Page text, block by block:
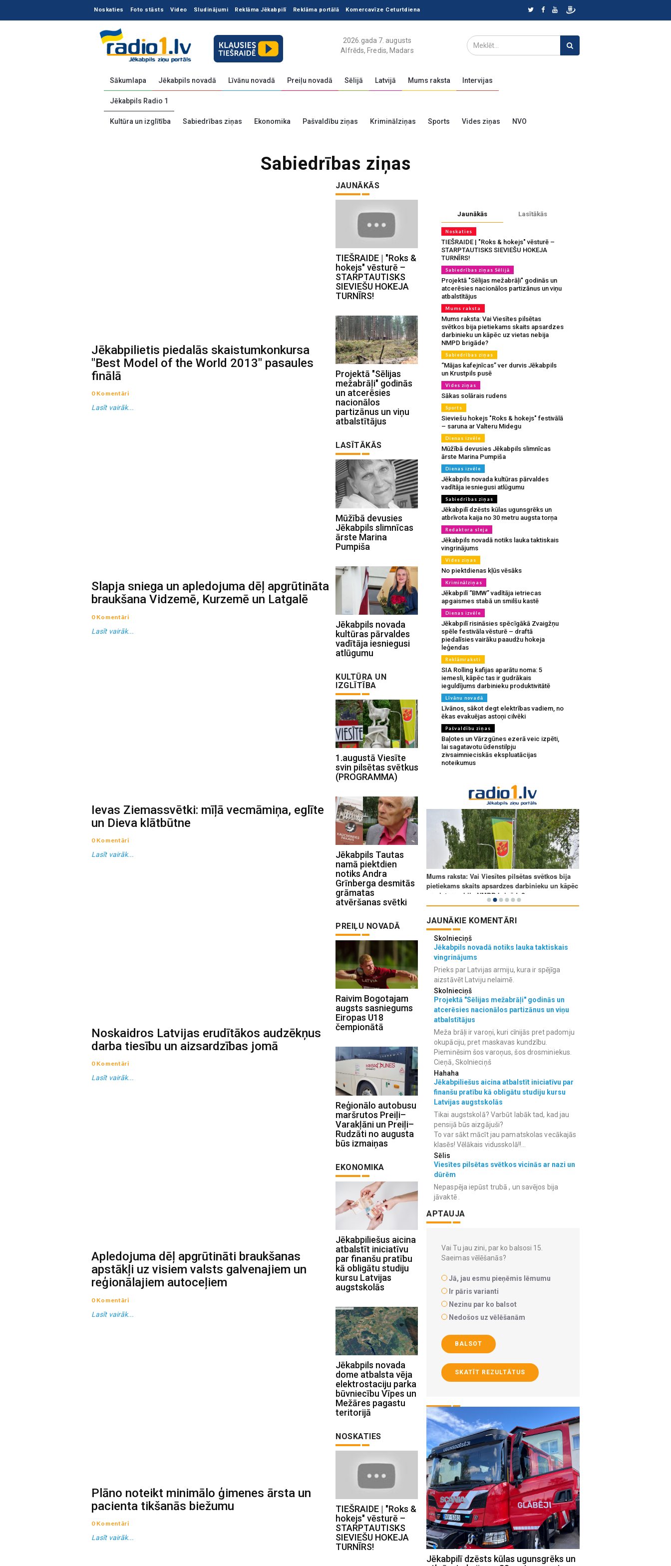
Noskaties Foto stāsts Video Sludinājumi Reklāma Jēkabpilī Reklāma portālā Komercavīze Ceturtdiena
2026.gada 7. augusts
Alfrēds, Fredis, Madars
Sākumlapa Jēkabpils novadā Līvānu novadā Preiļu novadā Sēlijā Latvijā Mums raksta Intervijas
Jēkabpils Radio 1
Kultūra un izglītība Sabiedrības ziņas Ekonomika Pašvaldību ziņas Kriminālziņas Sports Vides ziņas NVO
Sabiedrības ziņas
Jēkabpilietis piedalās skaistumkonkursa
"Best Model of the World 2013" pasaules
finālā
0 Komentāri
Lasīt vairāk...
Slapja sniega un apledojuma dēļ apgrūtināta
braukšana Vidzemē, Kurzemē un Latgalē
0 Komentāri
Lasīt vairāk...
Ievas Ziemassvētki: mīļā vecmāmiņa, eglīte
un Dieva klātbūtne
0 Komentāri
Lasīt vairāk...
Noskaidros Latvijas erudītākos audzēkņus
darba tiesību un aizsardzības jomā
0 Komentāri
Lasīt vairāk...
Apledojuma dēļ apgrūtināti braukšanas
apstākļi uz visiem valsts galvenajiem un
reģionālajiem autoceļiem
0 Komentāri
Lasīt vairāk...
Plāno noteikt minimālo ģimenes ārsta un
pacienta tikšanās biežumu
0 Komentāri
Lasīt vairāk...
JAUNĀKĀS
TIEŠRAIDE | "Roks &
hokejs" vēsturē –
STARPTAUTISKS
SIEVIEŠU HOKEJA
TURNĪRS!
Projektā "Sēlijas
mežabrāļi" godinās
un atcerēsies
nacionālos
partizānus un viņu
atbalstītājus
LASĪTĀKĀS
Mūžībā devusies
Jēkabpils slimnīcas
ārste Marina
Pumpiša
Jēkabpils novada
kultūras pārvaldes
vadītāja iesniegusi
atlūgumu
KULTŪRA UN
IZGLĪTĪBA
1.augustā Viesīte
svin pilsētas svētkus
(PROGRAMMA)
Jēkabpils Tautas
namā piektdien
notiks Andra
Grīnberga desmitās
grāmatas
atvēršanas svētki
PREIĻU NOVADĀ
Raivim Bogotajam
augsts sasniegums
Eiropas U18
čempionātā
Reģionālo autobusu
maršrutos Preiļi–
Varakļāni un Preiļi–
Rudzāti no augusta
būs izmaiņas
EKONOMIKA
Jēkabpiliešus aicina
atbalstīt iniciatīvu
par finanšu pratību
kā obligātu studiju
kursu Latvijas
augstskolās
Jēkabpils novada
dome atbalsta vēja
elektrostaciju parka
būvniecību Vīpes un
Mežāres pagastu
teritorijā
NOSKATIES
TIEŠRAIDE | "Roks &
hokejs" vēsturē –
STARPTAUTISKS
SIEVIEŠU HOKEJA
TURNĪRS!
Jaunākās Lasītākās
Noskaties
TIEŠRAIDE | "Roks & hokejs" vēsturē –
STARPTAUTISKS SIEVIEŠU HOKEJA
TURNĪRS!
Sabiedrības ziņas Sēlijā
Projektā "Sēlijas mežabrāļi" godinās un
atcerēsies nacionālos partizānus un viņu
atbalstītājus
Mums raksta
Mums raksta: Vai Viesītes pilsētas
svētkos bija pietiekams skaits apsardzes
darbinieku un kāpēc uz vietas nebija
NMPD brigāde?
Sabiedrības ziņas
“Mājas kafejnīcas” ver durvis Jēkabpils
un Krustpils pusē
Vides ziņas
Sākas solārais rudens
Sports
Sieviešu hokejs "Roks & hokejs" festivālā
– saruna ar Valteru Midegu
Dienas izvēle
Mūžībā devusies Jēkabpils slimnīcas
ārste Marina Pumpiša
Dienas izvēle
Jēkabpils novada kultūras pārvaldes
vadītāja iesniegusi atlūgumu
Sabiedrības ziņas
Jēkabpilī dzēsts kūlas ugunsgrēks un
atbrīvota kaija no 30 metru augsta torņa
Redaktora sleja
Jēkabpils novadā notiks lauka taktiskais
vingrinājums
Vides ziņas
No piektdienas kļūs vēsāks
Kriminālziņas
Jēkabpilī “BMW” vadītāja ietriecas
apgaismes stabā un smilšu kastē
Dienas izvēle
Jēkabpilī risināsies spēcīgākā Zvaigžņu
spēle festivāla vēsturē – draftā
piedalīsies vairāku paaudžu hokeja
leģendas
Reklāmraksti
SIA Rolling kafijas aparātu noma: 5
iemesli, kāpēc tas ir gudrākais
ieguldījums darbinieku produktivitātē
Līvānu novadā
Līvānos, sākot degt elektrības vadiem, no
ēkas evakuējas astoņi cilvēki
Pašvaldību ziņas
Baļotes un Vārzgūnes ezerā veic izpēti,
lai sagatavotu ūdenstilpju
zivsaimnieciskās ekspluatācijas
noteikumus
JAUNĀKIE KOMENTĀRI
Skolnieciņš
Jēkabpils novadā notiks lauka taktiskais
vingrinājums
Prieks par Latvijas armiju, kura ir spējīga
aizstāvēt Latviju nelaimē.
Skolnieciņš
Projektā "Sēlijas mežabrāļi" godinās un
atcerēsies nacionālos partizānus un viņu
atbalstītājus
Meža brāļi ir varoņi, kuri cīnijās pret padomju
okupāciju, pret maskavas kundzību.
Pieminēsim šos varoņus, šos drosminiekus.
Cieņā, Skolnieciņš
Hahaha
Jēkabpiliešus aicina atbalstīt iniciatīvu par
finanšu pratību kā obligātu studiju kursu
Latvijas augstskolās
Tikai augstskolā? Varbūt labāk tad, kad jau
pensijā būs aizgājuši?
To var sākt mācīt jau pamatskolas vecākajās
klasēs! Vēlākais vidusskolā!!...
Sēlis
Viesītes pilsētas svētkos vicinās ar nazi un
dūrēm
Nepaspēja iepūst trubā , un savējos bija
jāvaktē .
APTAUJA
Vai Tu jau zini, par ko balsosi 15.
Saeimas vēlēšanās?
Jā, jau esmu pieņēmis lēmumu
Ir pāris varianti
Nezinu par ko balsot
Nedošos uz vēlēšanām
BALSOT
SKATĪT REZULTĀTUS
Jēkabpilī dzēsts kūlas ugunsgrēks un